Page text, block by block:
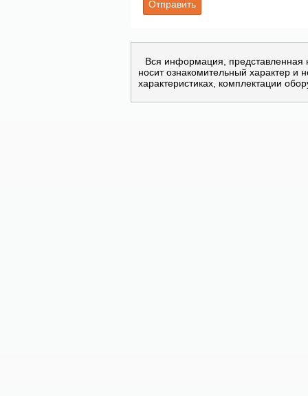
Вся информация, представленная
носит ознакомительный характер
характеристиках, комплектации